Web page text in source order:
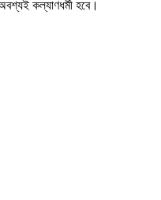
কল্যাণধর্মী হবে।